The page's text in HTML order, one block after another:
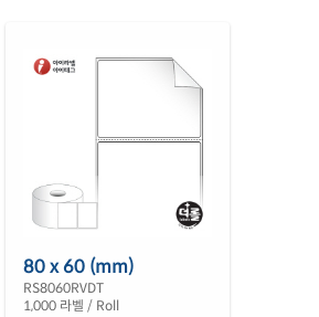
80 x 60 (mm)
RS8060RVDT
1,000 라벨 / Roll